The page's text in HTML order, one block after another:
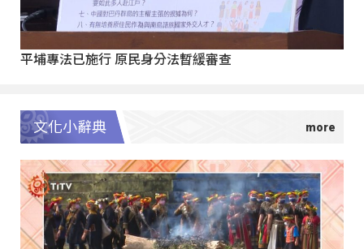
平埔專法已施行 原民身分法暫緩審查
文化小辭典